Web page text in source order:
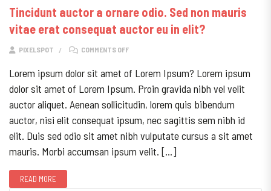
Tincidunt auctor a ornare odio. Sed non mauris
vitae erat consequat auctor eu in elit?
PIXELSPOT COMMENTS OFFON TINCIDUNT AUCTOR A ORNARE ODIO. SED
Lorem ipsum dolor sit amet of Lorem Ipsum? Lorem ipsum
dolor sit amet of Lorem Ipsum. Proin gravida nibh vel velit
auctor aliquet. Aenean sollicitudin, lorem quis bibendum
auctor, nisi elit consequat ipsum, nec sagittis sem nibh id
elit. Duis sed odio sit amet nibh vulputate cursus a sit amet
mauris. Morbi accumsan ipsum velit. […]
READ MORE